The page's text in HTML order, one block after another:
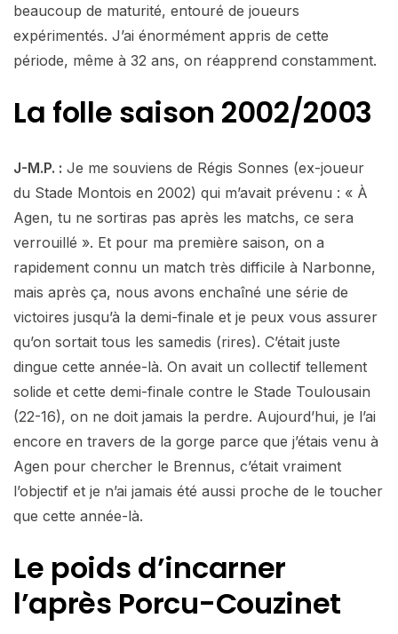
beaucoup de maturité, entouré de joueurs
expérimentés. J’ai énormément appris de cette
période, même à 32 ans, on réapprend constamment.
La folle saison 2002/2003
J-M.P. : Je me souviens de Régis Sonnes (ex-joueur
du Stade Montois en 2002) qui m’avait prévenu : « À
Agen, tu ne sortiras pas après les matchs, ce sera
verrouillé ». Et pour ma première saison, on a
rapidement connu un match très difficile à Narbonne,
mais après ça, nous avons enchaîné une série de
victoires jusqu’à la demi-finale et je peux vous assurer
qu’on sortait tous les samedis (rires). C’était juste
dingue cette année-là. On avait un collectif tellement
solide et cette demi-finale contre le Stade Toulousain
(22-16), on ne doit jamais la perdre. Aujourd’hui, je l’ai
encore en travers de la gorge parce que j’étais venu à
Agen pour chercher le Brennus, c’était vraiment
l’objectif et je n’ai jamais été aussi proche de le toucher
que cette année-là.
Le poids d’incarner
l’après Porcu-Couzinet